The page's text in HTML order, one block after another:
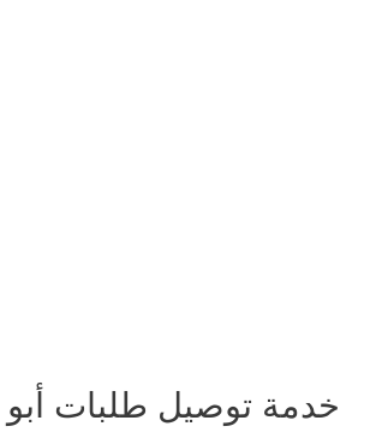
خدمة توصيل طلبات أبو